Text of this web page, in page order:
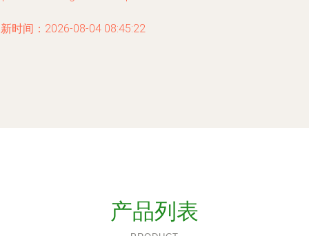
时间：2026-08-04 08:45:22
产品列表